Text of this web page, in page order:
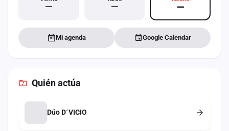
— — —
Mi agenda Google Calendar
Quién actúa
Dúo D´VICIO